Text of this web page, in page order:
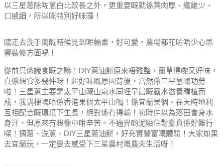
以三星蔥除咗蔥白比較長之外，更重要嘅就係葉肉厚、纖維少、
口感細，所以咪特別好味囉！
臨走去洗手間嘅時候見到呢幅畫，好可愛，農場都花咗唔少心思
響裝修方面喎！
從前只係識食嘅之嘛！ DIY蔥油餅原來唔難整，簡單得嚟又好味，
真係想食多幾件呀！ 超好味嘅原因背後，當然係三星蔥嘅功勞
啦！ 三星蔥主要靠太平山嘅山泉水同埋早晨嘅露水滋養種植而
成，我講梗嘅唔係香港果個太平山喎！ 係宜蘭果個。 在天時地利
互相配合嘅環境下生長，絕對係冇得輸！ 初時仲以為落田會身水
身汗，但原來冇想像中咁辛苦。 不過畀啲泥啜住對腳真係好難行
㗎！ 摘蔥、洗蔥、DIY三星蔥油餅，好充實豐富嘅體驗！ 大家如果
去宜蘭玩，一定要去感受下三星農村嘅農夫生活呀！